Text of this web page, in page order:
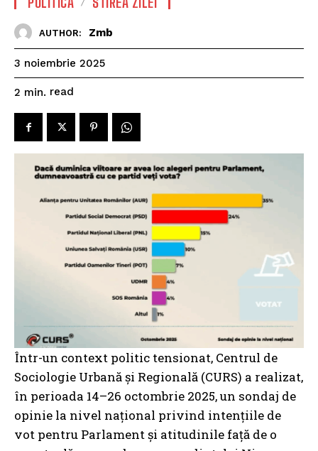
AUTHOR: Zmb
3 noiembrie 2025
2 min. read
Într-un context politic tensionat, Centrul de
Sociologie Urbană și Regională (CURS) a realizat,
în perioada 14–26 octombrie 2025, un sondaj de
opinie la nivel național privind intențiile de
vot pentru Parlament și atitudinile față de o